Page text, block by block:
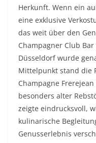
Herkunft. Wenn ein
eine exklusive
das weit über den
Champagner Club
Düsseldorf wurde
Mittelpunkt stand die
Champagne
besonders alter
zeigte eindrucksvoll,
kulinarische
Genusserlebnis